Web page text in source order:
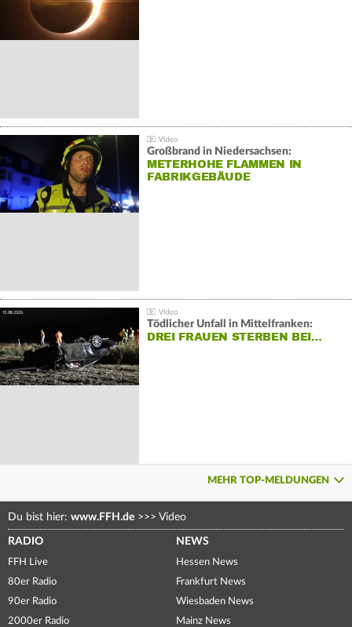
Großbrand in Niedersachsen:
METERHOHE FLAMMEN IN
FABRIKGEBÄUDE
Tödlicher Unfall in Mittelfranken:
DREI FRAUEN STERBEN BEI…
MEHR TOP-MELDUNGEN
Du bist hier: www.FFH.de >>> Video
RADIO
FFH Live
80er Radio
90er Radio
2000er Radio
NEWS
Hessen News
Frankfurt News
Wiesbaden News
Mainz News